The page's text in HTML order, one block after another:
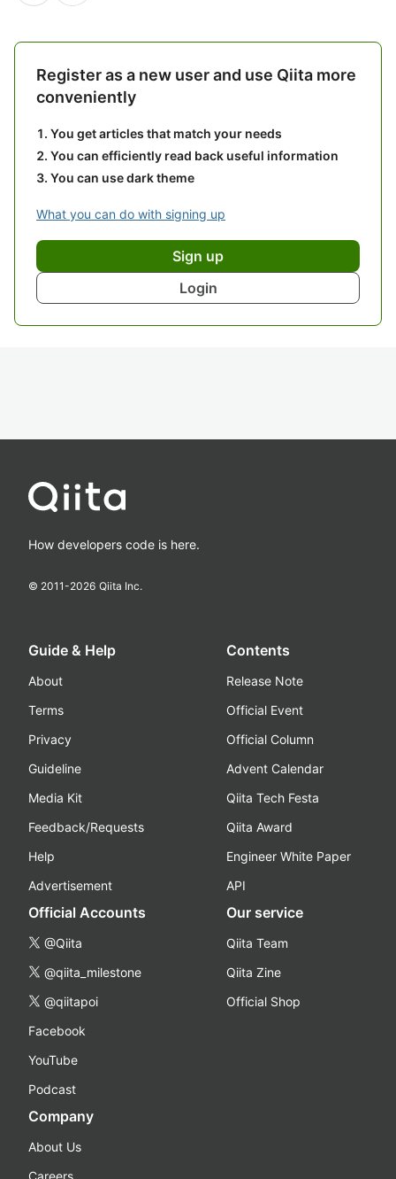
Register as a new user and use Qiita more
conveniently
You get articles that match your needs
You can efficiently read back useful information
You can use dark theme
What you can do with signing up
Sign up
Login
How developers code is here.
© 2011-2026 Qiita Inc.
Guide & Help
About
Terms
Privacy
Guideline
Media Kit
Feedback/Requests
Help
Advertisement
Contents
Release Note
Official Event
Official Column
Advent Calendar
Qiita Tech Festa
Qiita Award
Engineer White Paper
API
Official Accounts
@Qiita
@qiita_milestone
@qiitapoi
Facebook
YouTube
Podcast
Our service
Qiita Team
Qiita Zine
Official Shop
Company
About Us
Careers